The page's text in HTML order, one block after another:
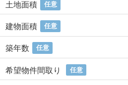
土地面積 任意
建物面積 任意
築年数 任意
希望物件間取り 任意